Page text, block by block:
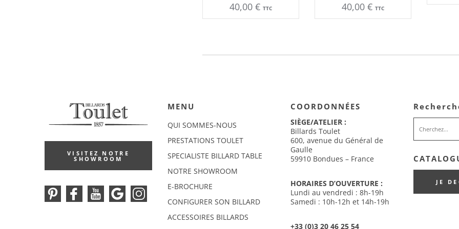
40,00 € TTC 40,00€ TTC
VISITEZ NOTRE
SHOWROOM
MENU
QUI SOMMES-NOUS
PRESTATIONS TOULET
SPECIALISTE BILLARD TABLE
NOTRE SHOWROOM
E-BROCHURE
CONFIGURER SON BILLARD
ACCESSOIRES BILLARDS
COORDONNÉES
SIÈGE/ATELIER :
Billards Toulet
600, avenue du Général de
Gaulle
59910 Bondues – France
HORAIRES D’OUVERTURE :
Lundi au vendredi : 8h-19h
Samedi : 10h-12h et 14h-19h
+33 (0)3 20 46 25 54
JE